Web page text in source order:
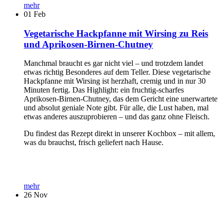
mehr
01 Feb
Vegetarische Hackpfanne mit Wirsing zu Reis
und Aprikosen-Birnen-Chutney
Manchmal braucht es gar nicht viel – und trotzdem landet
etwas richtig Besonderes auf dem Teller. Diese vegetarische
Hackpfanne mit Wirsing ist herzhaft, cremig und in nur 30
Minuten fertig. Das Highlight: ein fruchtig-scharfes
Aprikosen-Birnen-Chutney, das dem Gericht eine unerwartete
und absolut geniale Note gibt. Für alle, die Lust haben, mal
etwas anderes auszuprobieren – und das ganz ohne Fleisch.
Du findest das Rezept direkt in unserer Kochbox – mit allem,
was du brauchst, frisch geliefert nach Hause.
mehr
26 Nov